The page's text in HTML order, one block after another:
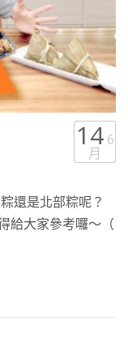
14 6
月
還是北部粽呢？
給大家參考囉～（